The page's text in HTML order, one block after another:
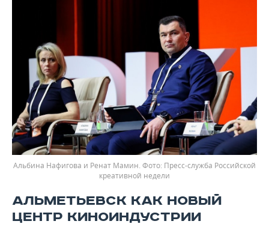
Альбина Нафигова и Ренат Мамин.
Пресс-служба Российской
креативной недели
АЛЬМЕТЬЕВСК КАК НОВЫЙ
ЦЕНТР КИНОИНДУСТРИИ